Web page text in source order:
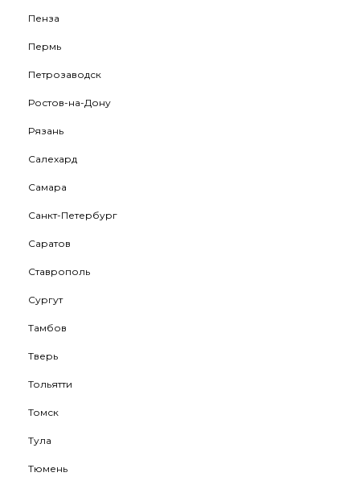
Пенза
Пермь
Петрозаводск
Ростов-на-Дону
Рязань
Салехард
Самара
Санкт-Петербург
Саратов
Ставрополь
Сургут
Тамбов
Тверь
Тольятти
Томск
Тула
Тюмень